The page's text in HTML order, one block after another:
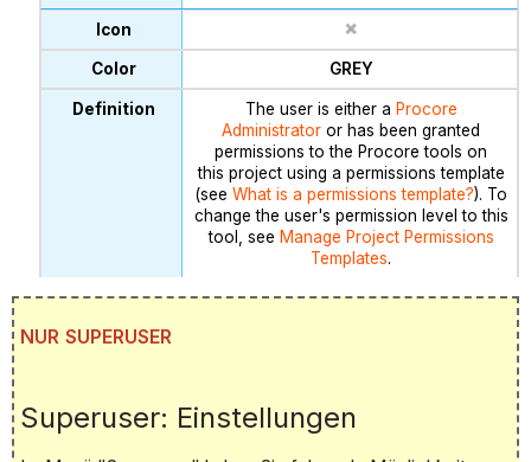
GREY
The user is either a Procore
Administrator or has been granted
permissions to the Procore tools on
this project using a permissions template
(seeWhat is a permissions template?). To
change the user's permission level to this
tool, see Manage Project Permissions
Templates.
NUR SUPERUSER
Superuser: Einstellungen